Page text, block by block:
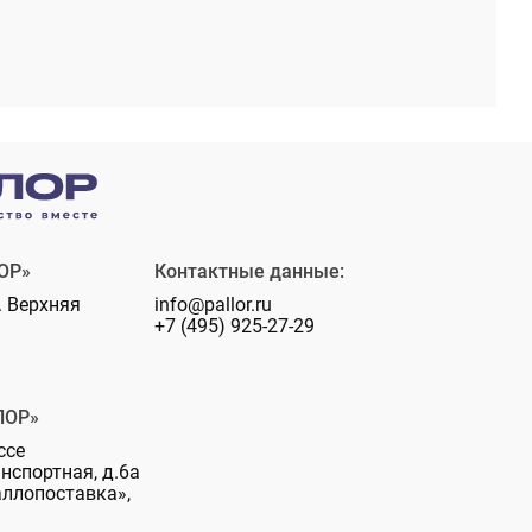
Верхняя
д.6а
Контактные данные:
info@pallor.ru
+7 (495) 925-27-29